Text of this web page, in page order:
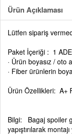
Ürün Açıklaması
Lütfen sipariş
Paket İçeriği : 1
· Ürün boyasız / oto
· Fiber ürünlerin
Ürün Özellikleri: A+
Bilgi: Bagaj spoiler
yapıştırılarak